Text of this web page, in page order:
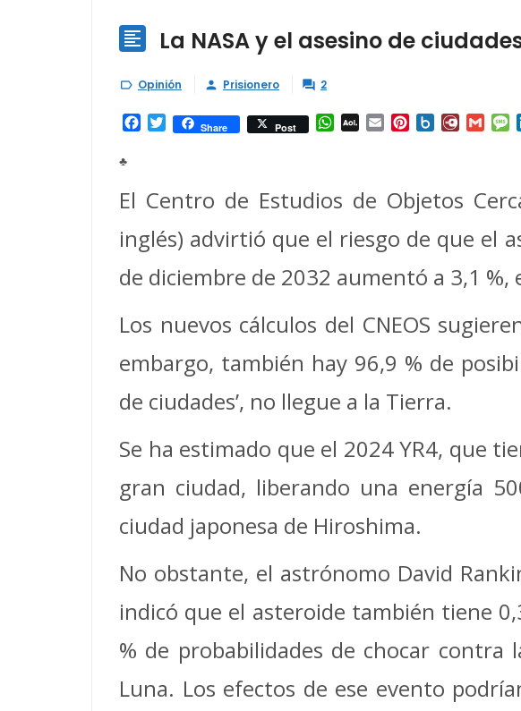
 La NASA y el asesino de
 Opinión  Prisionero  2
Facebook
TwitterShare Post WhatsApp
AOL Email Pinterest
Box.netDiary.RuGmail
♣
El Centro de Estudios de Objetos
inglés) advirtió que el riesgo de que el
de diciembre de 2032 aumentó a 3,1
Los nuevos cálculos del CNEOS
embargo, también hay 96,9 % de
de ciudades’, no llegue a la Tierra.
Se ha estimado que el 2024 YR4, que
gran ciudad, liberando una energía
ciudad japonesa de Hiroshima.
No obstante, el astrónomo David
indicó que el asteroide también tiene
% de probabilidades de chocar contra
Luna. Los efectos de ese evento